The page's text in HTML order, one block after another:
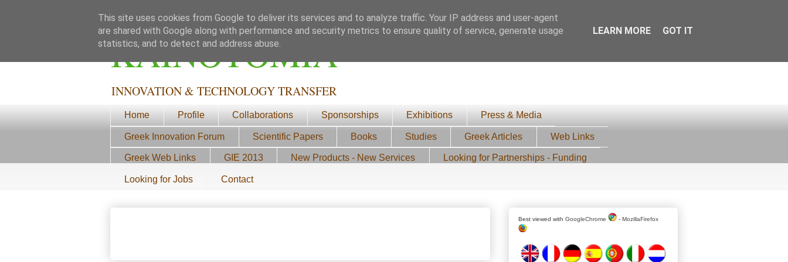
ΚΑΙΝΟΤΟΜΙΑ
INNOVATION & TECHNOLOGY TRANSFER
Home Profile Collaborations Sponsorships Exhibitions Press & Media
Greek Innovation Forum Scientific Papers Books Studies Greek Articles Web Links
Greek Web Links GIE 2013 New Products - New Services Looking for Partnerships - Funding
Looking for Jobs Contact
Best viewed with GoogleChrome - MozillaFirefox
This site uses cookies from Google to deliver its services and to analyze traffic. Your IP address and user-agent
are shared with Google along with performance and security metrics to ensure quality of service, generate usage
statistics, and to detect and address abuse.
LEARN MORE GOT IT